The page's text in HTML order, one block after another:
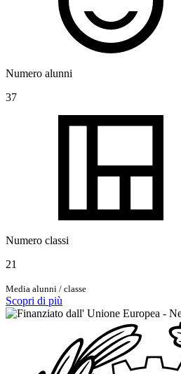
Numero alunni
37
Numero classi
21
Media alunni / classe
Scopri di più